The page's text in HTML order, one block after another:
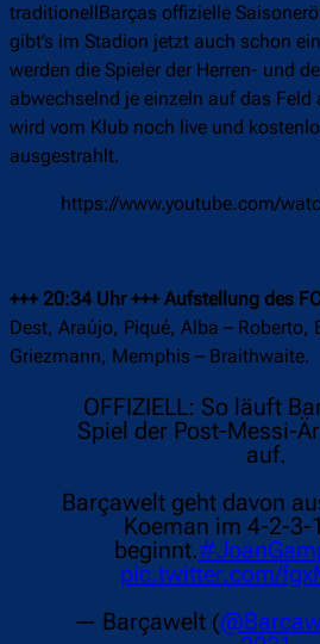
traditionellBarças offizielle
gibt’s im Stadion jetzt auch schon
werden die Spieler der Herren- und
abwechselnd je einzeln auf das Feld
wird vom Klub noch live und
ausgestrahlt.
https://www.youtube.com/
+++ 20:34 Uhr +++ Aufstellung des
Dest, Araújo, Piqué, Alba – Roberto,
Griezmann, Memphis – Braithwaite.
OFFIZIELL: So läuft
Spiel der Post-Messi-
auf.
Barçawelt geht davon
Koeman im 4-2-3-
beginnt.
pic.twitter.com/
— Barçawelt (